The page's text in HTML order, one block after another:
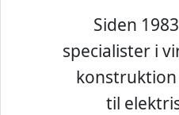
Siden
specialister i
til